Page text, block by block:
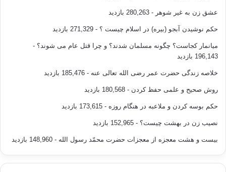
عشق زن به غیر شوهر - 280,263 بازدید
حکم نوشیدن آبجو (بیره) در اسلام چیست ؟ - 271,329 بازدید
میانمار کجاست؟ چگونه مسلمان شدند؟ و چرا قتل عام می شوند؟ -
196,143 بازدید
خلاصه زندگی حضرت عمر رضی الله تعالی عنه - 185,476 بازدید
روش صحیح و علمی حفظ کردن - 180,568 بازدید
حکم بوسه کردن و ملاعبه در هنگام روزه - 173,615 بازدید
نصیب زن در بهشت چیست؟ - 152,965 بازدید
بیست و هشت معجزه از معجزات حضرت محمّد رسول الله - 148,960 بازدید